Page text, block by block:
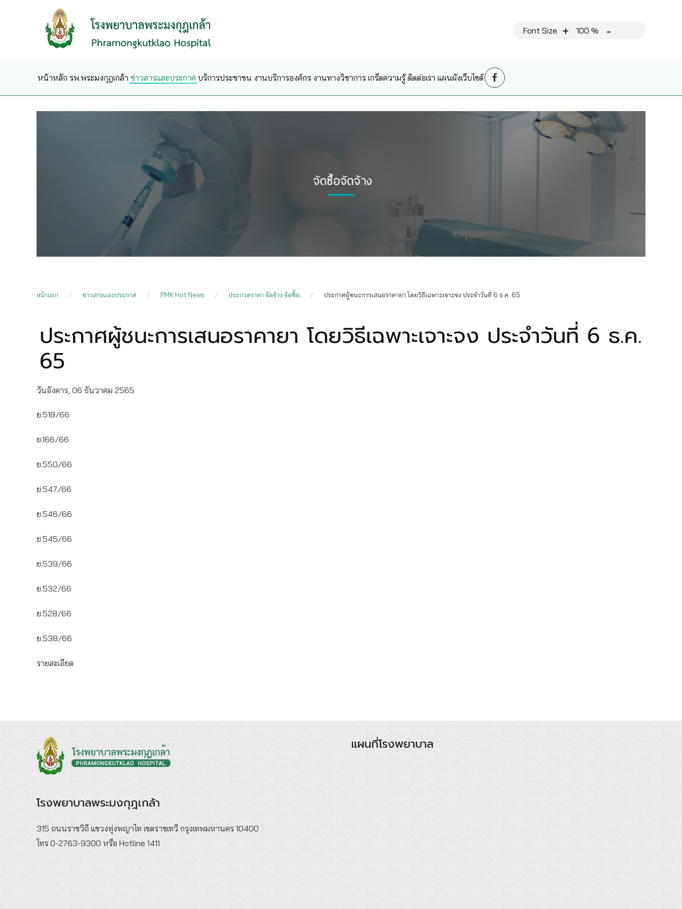
Skip to main content Font Size + 100 % -
หน้าหลัก รพ.พระมงกุฎเกล้า ข่าวสารและประกาศ บริการประชาชน งานบริการองค์กร งานทางวิชาการ เกร็ดความรู้ ติดต่อเรา แผนผังเว็บไซต์
หน้าแรก ข่าวสารและประกาศ PMK Hot News ประกวดราคา จัดจ้าง จัดซื้อ ประกาศผู้ชนะการเสนอราคายา โดยวิธีเฉพาะเจาะจง ประจำวันที่ 6 ธ.ค. 65
ประกาศผู้ชนะการเสนอราคายา โดยวิธีเฉพาะเจาะจง ประจำวันที่ 6 ธ.ค.
65
วันอังคาร, 06 ธันวาคม 2565
ย.518/66
ย.166/66
ย.550/66
ย.547/66
ย.546/66
ย.545/66
ย.539/66
ย.532/66
ย.528/66
ย.538/66
รายละเอียด
โรงพยาบาลพระมงกุฎเกล้า
315 ถนนราชวิถี แขวงทุ่งพญาไท เขตราชเทวี กรุงเทพมหานคร 10400
โทร 0-2763-9300 หรือ Hotline 1411
แผนที่โรงพยาบาล